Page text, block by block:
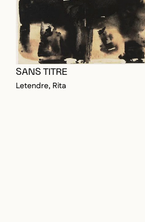
SANS TITRE
Letendre, Rita